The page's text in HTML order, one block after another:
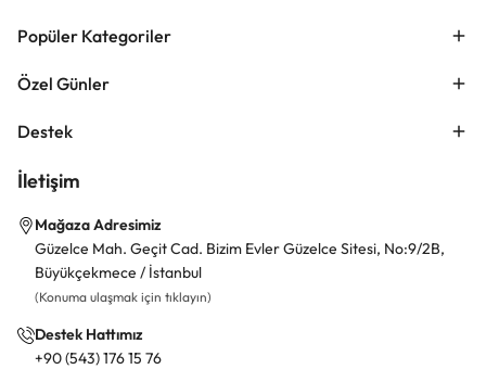
Popüler Kategoriler
Özel Günler
Destek
İletişim
Mağaza Adresimiz
Güzelce Mah. Geçit Cad. Bizim Evler Güzelce Sitesi, No:9/2B,
Büyükçekmece / İstanbul
(Konuma ulaşmak için tıklayın)
Destek Hattımız
+90 (543) 176 15 76